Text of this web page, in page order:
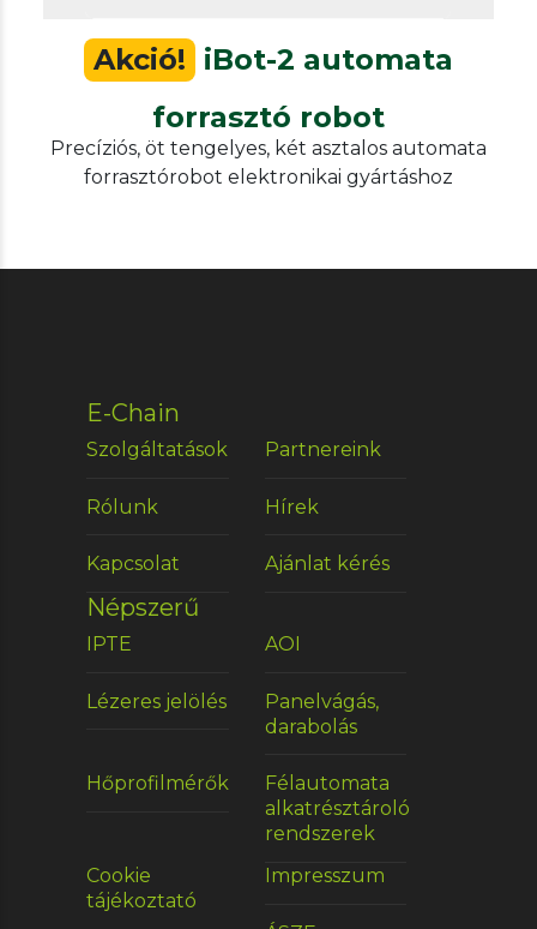
Akció! iBot-2 automata
forrasztó robot
Precíziós, öt tengelyes, két asztalos automata
forrasztórobot elektronikai gyártáshoz
E-Chain
Szolgáltatások Partnereink
Rólunk Hírek
Kapcsolat Ajánlat kérés
Népszerű
IPTE AOI
Lézeres jelölés
Panelvágás,
darabolás
Hőprofilmérők
Félautomata
alkatrésztároló
rendszerek
Cookie
tájékoztató
Impresszum